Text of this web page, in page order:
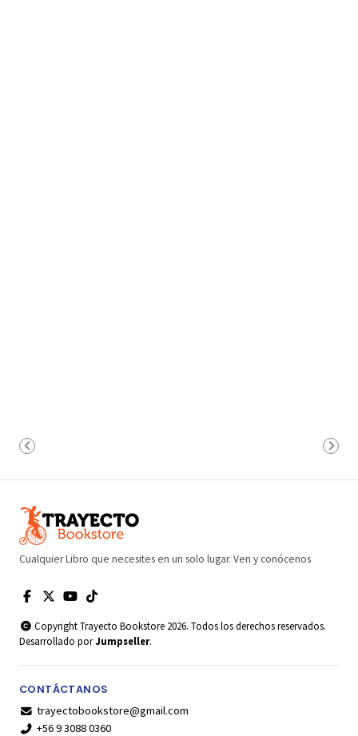
Cualquier Libro que necesites en un solo lugar. Ven y conócenos
Copyright Trayecto Bookstore 2026. Todos los derechos reservados.
Desarrollado porJumpseller.
CONTÁCTANOS
trayectobookstore@gmail.com
+56 9 3088 0360